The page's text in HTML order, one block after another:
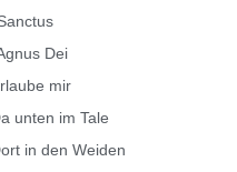
Dei
mir
unten im Tale
in den Weiden